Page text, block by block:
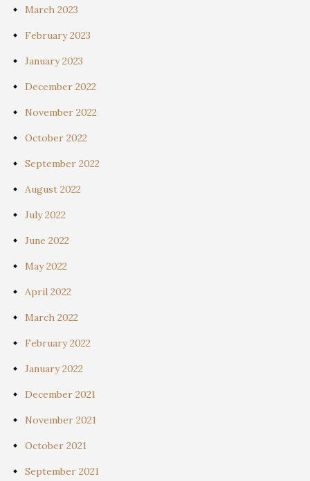
March 2023
February 2023
January 2023
December 2022
November 2022
October 2022
September 2022
August 2022
July 2022
June 2022
May 2022
April 2022
March 2022
February 2022
January 2022
December 2021
November 2021
October 2021
September 2021